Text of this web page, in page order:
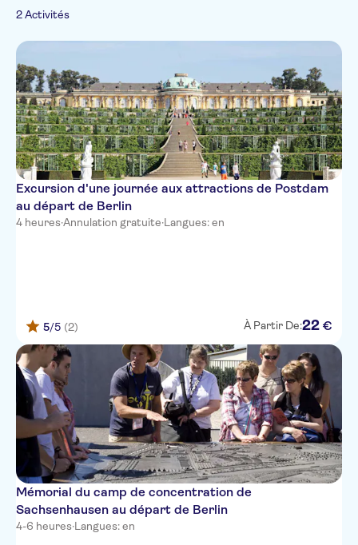
2 Activités
Excursion d'une journée aux attractions de Postdam
au départ de Berlin
4 heures·Annulation gratuite·Langues: en
5/5 (2) À Partir De:22 €
Mémorial du camp de concentration de
Sachsenhausen au départ de Berlin
4-6 heures·Langues: en